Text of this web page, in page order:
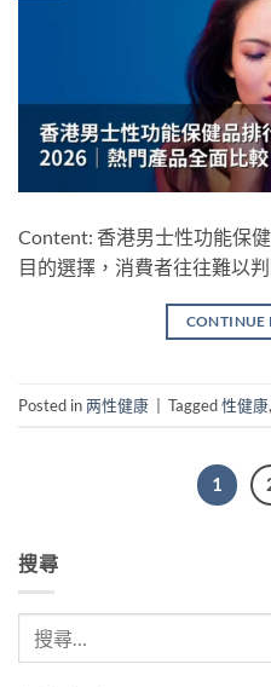
Content: 香港男士性功能保
目的選擇，消費者往往難以
CONTINUE
Posted in两性健康 | Tagged性健康,
1
搜尋